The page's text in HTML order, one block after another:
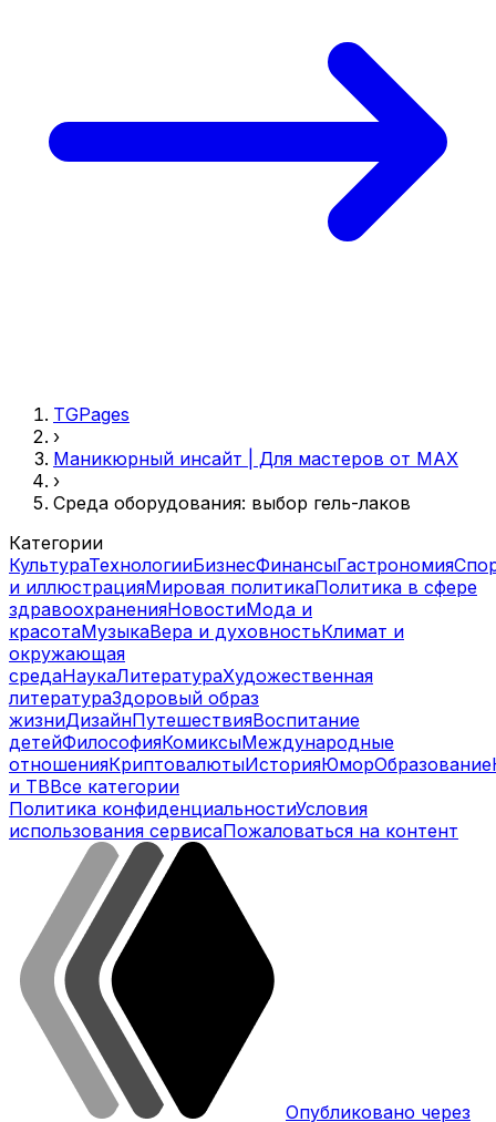
TGPages
›
Маникюрный инсайт | Для мастеров от MAX
›
Среда оборудования: выбор гель-лаков
Категории
КультураТехнологииБизнесФинансыГастрономия
и иллюстрацияМировая политикаПолитика в сфере
здравоохраненияНовостиМода и
красотаМузыкаВера и духовностьКлимат и
окружающая
средаНаукаЛитератураХудожественная
литератураЗдоровый образ
жизниДизайнПутешествияВоспитание
детейФилософияКомиксыМеждународные
отношенияКриптовалютыИсторияЮморОбразование
и ТВВсе категории
Политика конфиденциальностиУсловия
использования сервисаПожаловаться на контент
Опубликовано через